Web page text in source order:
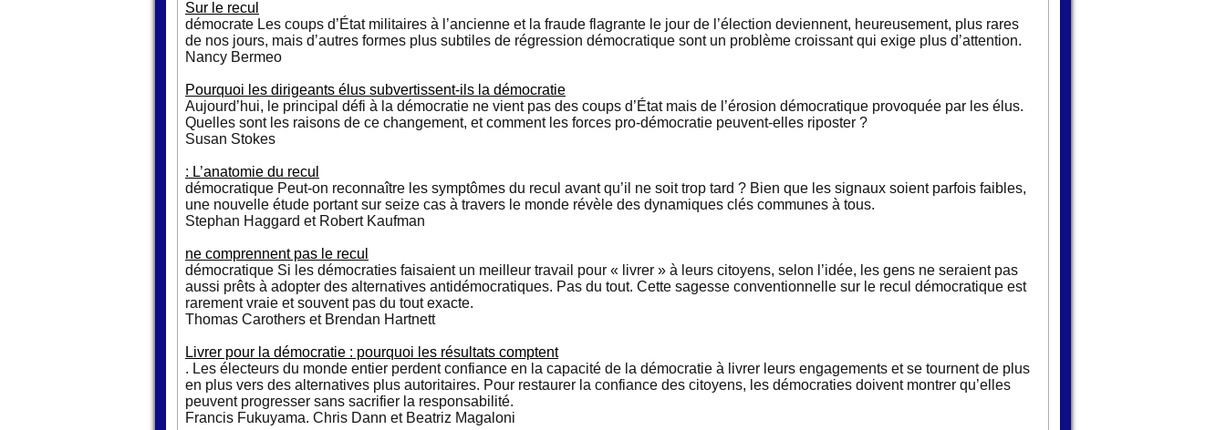
Sur le recul
démocrate Les coups d’État militaires à l’ancienne et la fraude flagrante le jour de l’élection deviennent, heureusement, plus rares
de nos jours, mais d’autres formes plus subtiles de régression démocratique sont un problème croissant qui exige plus d’attention.
Nancy Bermeo
Pourquoi les dirigeants élus subvertissent-ils la démocratie
Aujourd’hui, le principal défi à la démocratie ne vient pas des coups d’État mais de l’érosion démocratique provoquée par les élus.
Quelles sont les raisons de ce changement, et comment les forces pro-démocratie peuvent-elles riposter ?
Susan Stokes
: L’anatomie du recul
démocratique Peut-on reconnaître les symptômes du recul avant qu’il ne soit trop tard ? Bien que les signaux soient parfois faibles,
une nouvelle étude portant sur seize cas à travers le monde révèle des dynamiques clés communes à tous.
Stephan Haggard et Robert Kaufman
ne comprennent pas le recul
démocratique Si les démocraties faisaient un meilleur travail pour « livrer » à leurs citoyens, selon l’idée, les gens ne seraient pas
aussi prêts à adopter des alternatives antidémocratiques. Pas du tout. Cette sagesse conventionnelle sur le recul démocratique est
rarement vraie et souvent pas du tout exacte.
Thomas Carothers et Brendan Hartnett
Livrer pour la démocratie : pourquoi les résultats comptent
. Les électeurs du monde entier perdent confiance en la capacité de la démocratie à livrer leurs engagements et se tournent de plus
en plus vers des alternatives plus autoritaires. Pour restaurer la confiance des citoyens, les démocraties doivent montrer qu’elles
peuvent progresser sans sacrifier la responsabilité.
Francis Fukuyama. Chris Dann et Beatriz Magaloni